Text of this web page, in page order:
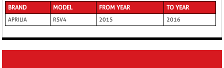
BRAND MODEL FROM YEAR TO YEAR
APRILIA RSV4 2015 2016